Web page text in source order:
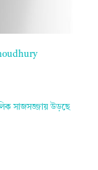
সাজসজ্জায় উড়ছে